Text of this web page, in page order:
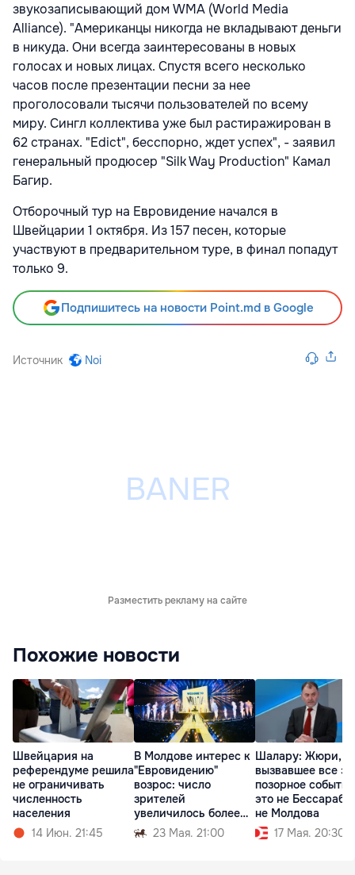
звукозаписывающий дом WMA (World Media
Alliance). "Американцы никогда не вкладывают деньги
в никуда. Они всегда заинтересованы в новых
голосах и новых лицах. Спустя всего несколько
часов после презентации песни за нее
проголосовали тысячи пользователей по всему
миру. Сингл коллектива уже был растиражирован в
62 странах. "Edict", бесспорно, ждет успех", - заявил
генеральный продюсер "Silk Way Production" Камал
Багир.
Отборочный тур на Евровидение начался в
Швейцарии 1 октября. Из 157 песен, которые
участвуют в предварительном туре, в финал попадут
только 9.
Подпишитесь на новости Point.md в Google
Источник Noi
Разместить рекламу на сайте
Похожие новости
Швейцария на
референдуме решила
не ограничивать
численность
населения
14 Июн. 21:45
В Молдове интерес к
"Евровидению"
возрос: число
зрителей
увеличилось более
чем вдвое
23 Мая. 21:00
Шалару: Жюри,
вызвавшее все
позорное
это не
не Молдова
17 Мая. 20:30